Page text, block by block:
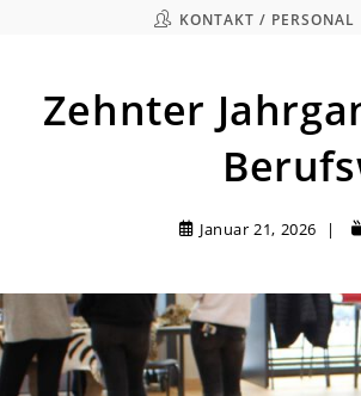
KONTAKT / PERSONAL
Zehnter
Januar 21, 2026